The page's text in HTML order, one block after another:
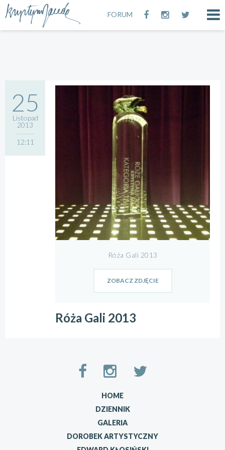
FORUM
25
Listopad
2013
12:11
Róża Gali 2013
ZOBACZ ZDJĘCIE
Róża Gali 2013
HOME
DZIENNIK
GALERIA
DOROBEK ARTYSTYCZNY